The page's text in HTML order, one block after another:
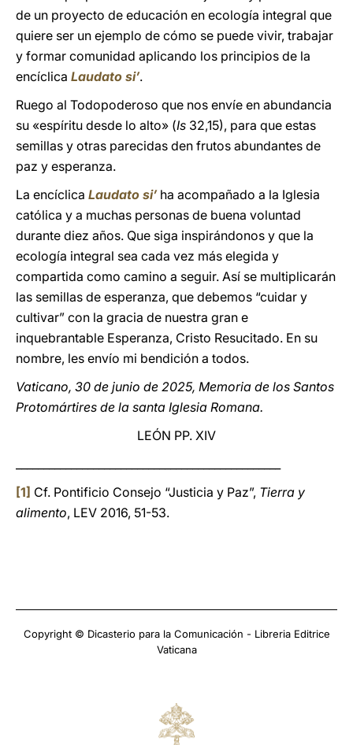
de un proyecto de educación en ecología integral que
quiere ser un ejemplo de cómo se puede vivir, trabajar
y formar comunidad aplicando los principios de la
encíclica Laudato si’.
Ruego al Todopoderoso que nos envíe en abundancia
su «espíritu desde lo alto» (Is 32,15), para que estas
semillas y otras parecidas den frutos abundantes de
paz y esperanza.
La encíclica Laudato si’ha acompañado a la Iglesia
católica y a muchas personas de buena voluntad
durante diez años. Que siga inspirándonos y que la
ecología integral sea cada vez más elegida y
compartida como camino a seguir. Así se multiplicarán
las semillas de esperanza, que debemos “cuidar y
cultivar” con la gracia de nuestra gran e
inquebrantable Esperanza, Cristo Resucitado. En su
nombre, les envío mi bendición a todos.
Vaticano, 30 de junio de 2025, Memoria de los Santos
Protomártires de la santa Iglesia Romana.
LEÓN PP. XIV
[1] Cf. Pontificio Consejo “Justicia y Paz”, Tierra y
alimento, LEV 2016, 51-53.
Copyright © Dicasterio para la Comunicación - Libreria Editrice
Vaticana